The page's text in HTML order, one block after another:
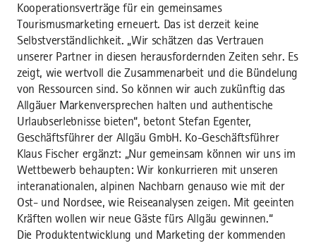
Kooperationsverträge für ein gemeinsames
Tourismusmarketing erneuert. Das ist derzeit keine
Selbstverständlichkeit. „Wir schätzen das Vertrauen
unserer Partner in diesen herausfordernden Zeiten sehr. Es
zeigt, wie wertvoll die Zusammenarbeit und die Bündelung
von Ressourcen sind. So können wir auch zukünftig das
Allgäuer Markenversprechen halten und authentische
Urlaubserlebnisse bieten“, betont Stefan Egenter,
Geschäftsführer der Allgäu GmbH. Ko-Geschäftsführer
Klaus Fischer ergänzt: „Nur gemeinsam können wir uns im
Wettbewerb behaupten: Wir konkurrieren mit unseren
interanationalen, alpinen Nachbarn genauso wie mit der
Ost- und Nordsee, wie Reiseanalysen zeigen. Mit geeinten
Kräften wollen wir neue Gäste fürs Allgäu gewinnen.“
Die Produktentwicklung und Marketing der kommenden